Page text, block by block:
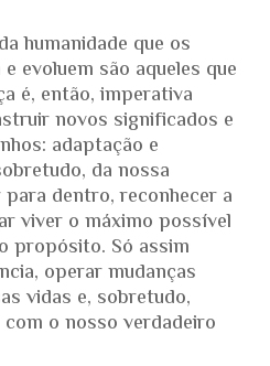
humanidade que os
evoluem são aqueles que
é, então, imperativa
novos significados e
adaptação e
da nossa
dentro, reconhecer a
viver o máximo possível
propósito. Só assim
operar mudanças
vidas e, sobretudo,
o nosso verdadeiro